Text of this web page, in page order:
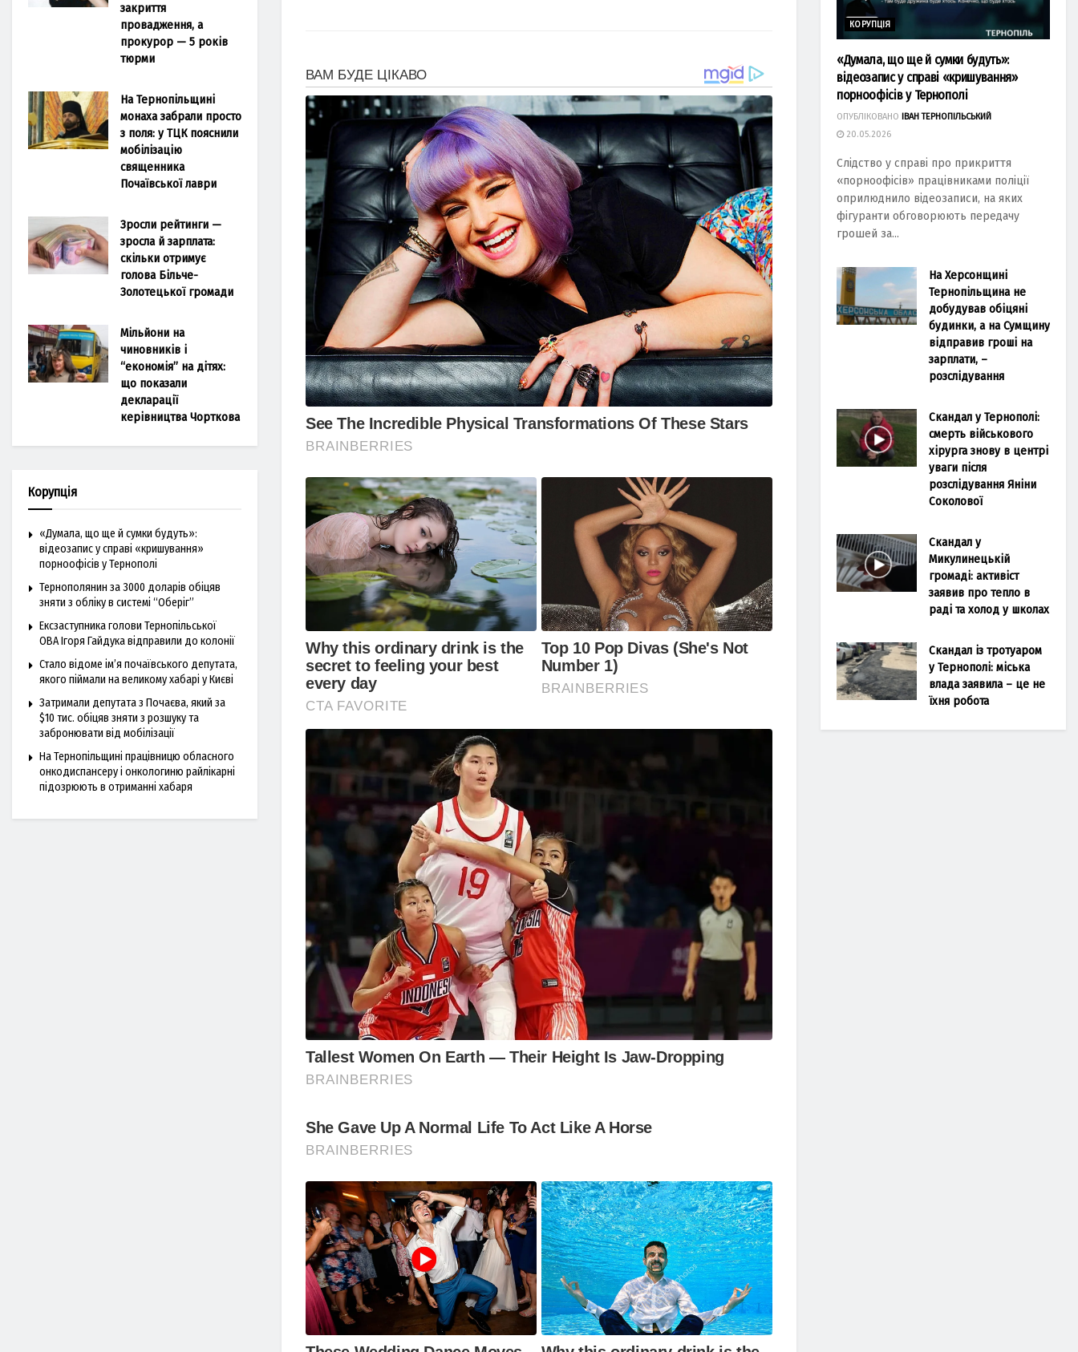
закриття
провадження, а
прокурор — 5 років
тюрми
На Тернопільщині
монаха забрали просто
з поля: у ТЦК пояснили
мобілізацію
священника
Почаївської лаври
Зросли рейтинги —
зросла й зарплата:
скільки отримує
голова Більче-
Золотецької громади
Мільйони на
чиновників і
“економія” на дітях:
що показали
декларації
керівництва Чорткова
Корупція
«Думала, що ще й сумки будуть»:
відеозапис у справі «кришування»
порноофісів у Тернополі
Тернополянин за 3000 доларів обіцяв
зняти з обліку в системі “Оберіг”
Ексзаступника голови Тернопільської
ОВА Ігоря Гайдука відправили до колонії
Стало відоме ім’я почаївського депутата,
якого піймали на великому хабарі у Києві
Затримали депутата з Почаєва, який за
$10 тис. обіцяв зняти з розшуку та
забронювати від мобілізації
На Тернопільщині працівницю обласного
онкодиспансеру і онкологиню райлікарні
підозрюють в отриманні хабаря
КОРУПЦІЯ
«Думала, що ще й сумки будуть»:
відеозапис у справі «кришування»
порноофісів у Тернополі
ОПУБЛІКОВАНО
ІВАН ТЕРНОПІЛЬСЬКИЙ
20.05.2026
Слідство у справі про прикриття
«порноофісів» працівниками поліції
оприлюднило відеозаписи, на яких
фігуранти обговорюють передачу
грошей за...
На Херсонщині
Тернопільщина не
добудував обіцяні
будинки, а на Сумщину
відправив гроші на
зарплати, –
розслідування
Скандал у Тернополі:
смерть військового
хірурга знову в центрі
уваги після
розслідування Яніни
Соколової
Скандал у
Микулинецькій
громаді: активіст
заявив про тепло в
раді та холод у школах
Скандал із тротуаром
у Тернополі: міська
влада заявила – це не
їхня робота